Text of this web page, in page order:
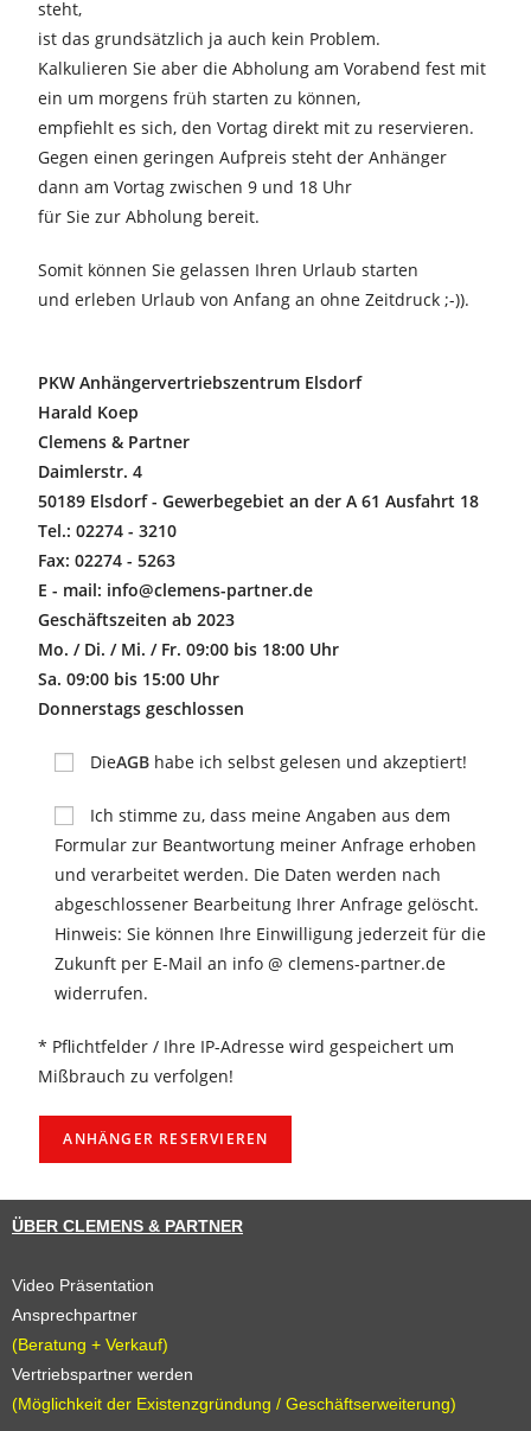
steht,
ist das grundsätzlich ja auch kein Problem.
Kalkulieren Sie aber die Abholung am Vorabend fest mit
ein um morgens früh starten zu können,
empfiehlt es sich, den Vortag direkt mit zu reservieren.
Gegen einen geringen Aufpreis steht der Anhänger
dann am Vortag zwischen 9 und 18 Uhr
für Sie zur Abholung bereit.
Somit können Sie gelassen Ihren Urlaub starten
und erleben Urlaub von Anfang an ohne Zeitdruck ;-)).
PKW Anhängervertriebszentrum Elsdorf
Harald Koep
Clemens & Partner
Daimlerstr. 4
50189 Elsdorf - Gewerbegebiet an der A 61 Ausfahrt 18
Tel.: 02274 - 3210
Fax: 02274 - 5263
E - mail: info@clemens-partner.de
Geschäftszeiten ab 2023
Mo. / Di. / Mi. / Fr. 09:00 bis 18:00 Uhr
Sa. 09:00 bis 15:00 Uhr
Donnerstags geschlossen
DieAGB habe ich selbst gelesen und akzeptiert!
Ich stimme zu, dass meine Angaben aus dem
Formular zur Beantwortung meiner Anfrage erhoben
und verarbeitet werden. Die Daten werden nach
abgeschlossener Bearbeitung Ihrer Anfrage gelöscht.
Hinweis: Sie können Ihre Einwilligung jederzeit für die
Zukunft per E-Mail an info @ clemens-partner.de
widerrufen.
* Pflichtfelder / Ihre IP-Adresse wird gespeichert um
Mißbrauch zu verfolgen!
ÜBER CLEMENS & PARTNER
Video Präsentation
Ansprechpartner
(Beratung + Verkauf)
Vertriebspartner werden
(Möglichkeit der Existenzgründung / Geschäftserweiterung)